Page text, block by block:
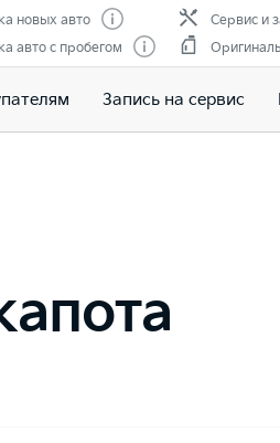
новых авто
авто с пробегом
Сервис и
Запись на сервис